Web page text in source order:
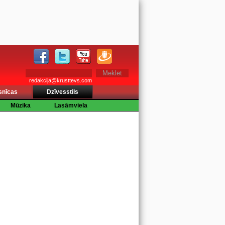
redakcija@krusttevs.com
Dzīvesstils
Mūzika
Lasāmviela